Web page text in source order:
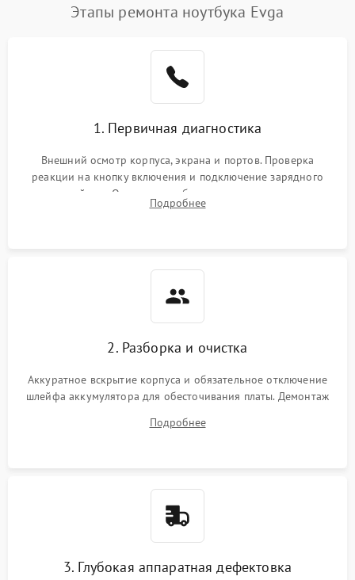
Этапы ремонта ноутбука Evga
1. Первичная диагностика
Внешний осмотр корпуса, экрана и портов. Проверка
реакции на кнопку включения и подключение зарядного
устройства. Оценка потребления тока с помощью
лабораторного блока питания для локализации проблемы.
Подробнее
2. Разборка и очистка
Аккуратное вскрытие корпуса и обязательное отключение
шлейфа аккумулятора для обесточивания платы. Демонтаж
высохшей термопасты с кристаллов чипов.
Подробнее
3. Глубокая аппаратная дефектовка